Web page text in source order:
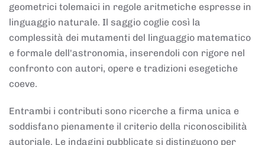
geometrici tolemaici in regole aritmetiche espresse in
linguaggio naturale. Il saggio coglie così la
complessità dei mutamenti del linguaggio matematico
e formale dell'astronomia, inserendoli con rigore nel
confronto con autori, opere e tradizioni esegetiche
coeve.
Entrambi i contributi sono ricerche a firma unica e
soddisfano pienamente il criterio della riconoscibilità
autoriale. Le indagini pubblicate si distinguono per